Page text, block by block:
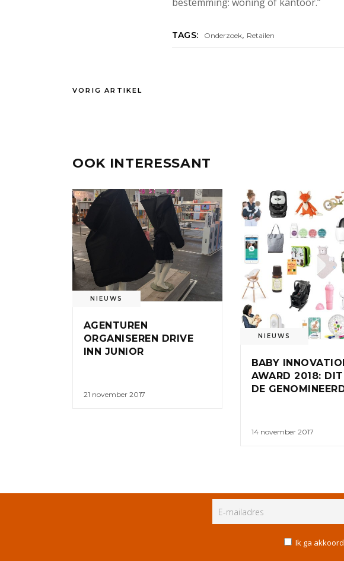
TAGS: Onderzoek, Retailen
VORIG ARTIKEL
OOK INTERESSANT
NIEUWS
AGENTUREN
ORGANISEREN DRIVE
INN JUNIOR
21 november 2017
NIEUWS
BABY
AWARD 2018:
DE
14 november 2017
ALLE RECHTEN VOORBEHOUDEN PRIVACY STATEMENT
Ik ga